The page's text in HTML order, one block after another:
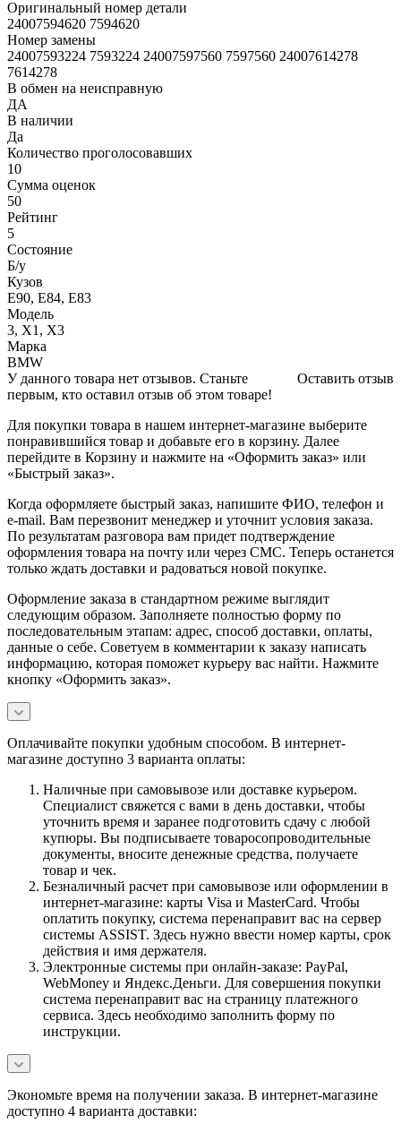
Оригинальный номер детали
24007594620 7594620
Номер замены
24007593224 7593224 24007597560 7597560 24007614278
7614278
В обмен на неисправную
ДА
В наличии
Да
Количество проголосовавших
10
Сумма оценок
50
Рейтинг
5
Состояние
Б/y
Кузов
E90, E84, E83
Модель
3, X1, X3
Марка
BMW
Оставить отзыв
У данного товара нет отзывов. Станьте
первым, кто оставил отзыв об этом товаре!
Для покупки товара в нашем интернет-магазине выберите
понравившийся товар и добавьте его в корзину. Далее
перейдите в Корзину и нажмите на «Оформить заказ» или
«Быстрый заказ».
Когда оформляете быстрый заказ, напишите ФИО, телефон и
e-mail. Вам перезвонит менеджер и уточнит условия заказа.
По результатам разговора вам придет подтверждение
оформления товара на почту или через СМС. Теперь останется
только ждать доставки и радоваться новой покупке.
Оформление заказа в стандартном режиме выглядит
следующим образом. Заполняете полностью форму по
последовательным этапам: адрес, способ доставки, оплаты,
данные о себе. Советуем в комментарии к заказу написать
информацию, которая поможет курьеру вас найти. Нажмите
кнопку «Оформить заказ».
Оплачивайте покупки удобным способом. В интернет-
магазине доступно 3 варианта оплаты:
Наличные при самовывозе или доставке курьером.
Специалист свяжется с вами в день доставки, чтобы
уточнить время и заранее подготовить сдачу с любой
купюры. Вы подписываете товаросопроводительные
документы, вносите денежные средства, получаете
товар и чек.
Безналичный расчет при самовывозе или оформлении в
интернет-магазине: карты Visa и MasterCard. Чтобы
оплатить покупку, система перенаправит вас на сервер
системы ASSIST. Здесь нужно ввести номер карты, срок
действия и имя держателя.
Электронные системы при онлайн-заказе: PayPal,
WebMoney и Яндекс.Деньги. Для совершения покупки
система перенаправит вас на страницу платежного
сервиса. Здесь необходимо заполнить форму по
инструкции.
Экономьте время на получении заказа. В интернет-магазине
доступно 4 варианта доставки: